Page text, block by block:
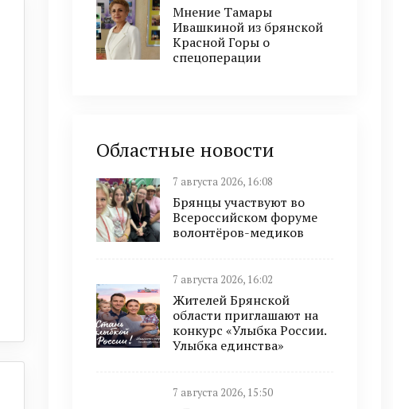
Мнение Тамары
Ивашкиной из брянской
Красной Горы о
спецоперации
Областные новости
7 августа 2026, 16:08
Брянцы участвуют во
Всероссийском форуме
волонтёров-медиков
7 августа 2026, 16:02
Жителей Брянской
области приглашают на
конкурс «Улыбка России.
Улыбка единства»
7 августа 2026, 15:50